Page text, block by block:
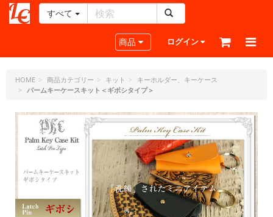
ー
ラ
フ
ド
ッ
ト・
ジ
ェ
ー
ピ
ー
すべて
Toggle navigation
商品 ログイン
HOME 商品カテゴリー キット
キーホルダー、キーケース
パームキーケースキット＜ギボシタイプ＞